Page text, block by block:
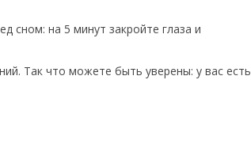
сном: на 5 минут закройте глаза и
Так что можете быть уверены: у вас есть